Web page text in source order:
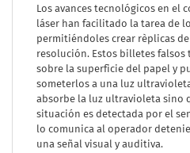
Los avances tecnológicos en el
láser han facilitado la tarea de
permitiéndoles crear rèplicas
resolución. Estos billetes
sobre la superficie del papel y
someterlos a una luz
absorbe la luz ultravioleta sino
situación es detectada por el
lo comunica al operador
una señal visual y auditiva.